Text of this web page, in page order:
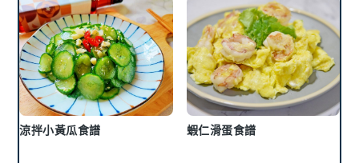
涼拌小黃瓜食譜 蝦仁滑蛋食譜